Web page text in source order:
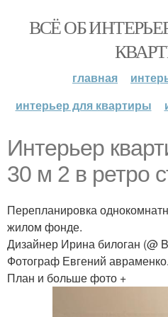
ВСЁ ОБ
главная
интерьер для квартиры
Интерьер
30 м 2 в ретро
Перепланировка
жилом фонде.
Дизайнер Ирина билоган (@
Фотограф Евгений авраменко.
План и больше фото +